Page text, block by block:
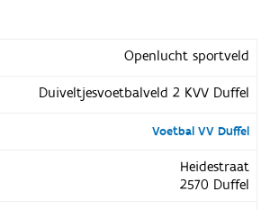
Openlucht sportveld
Duiveltjesvoetbalveld 2 KVV Duffel
Voetbal VV Duffel
Heidestraat
2570 Duffel